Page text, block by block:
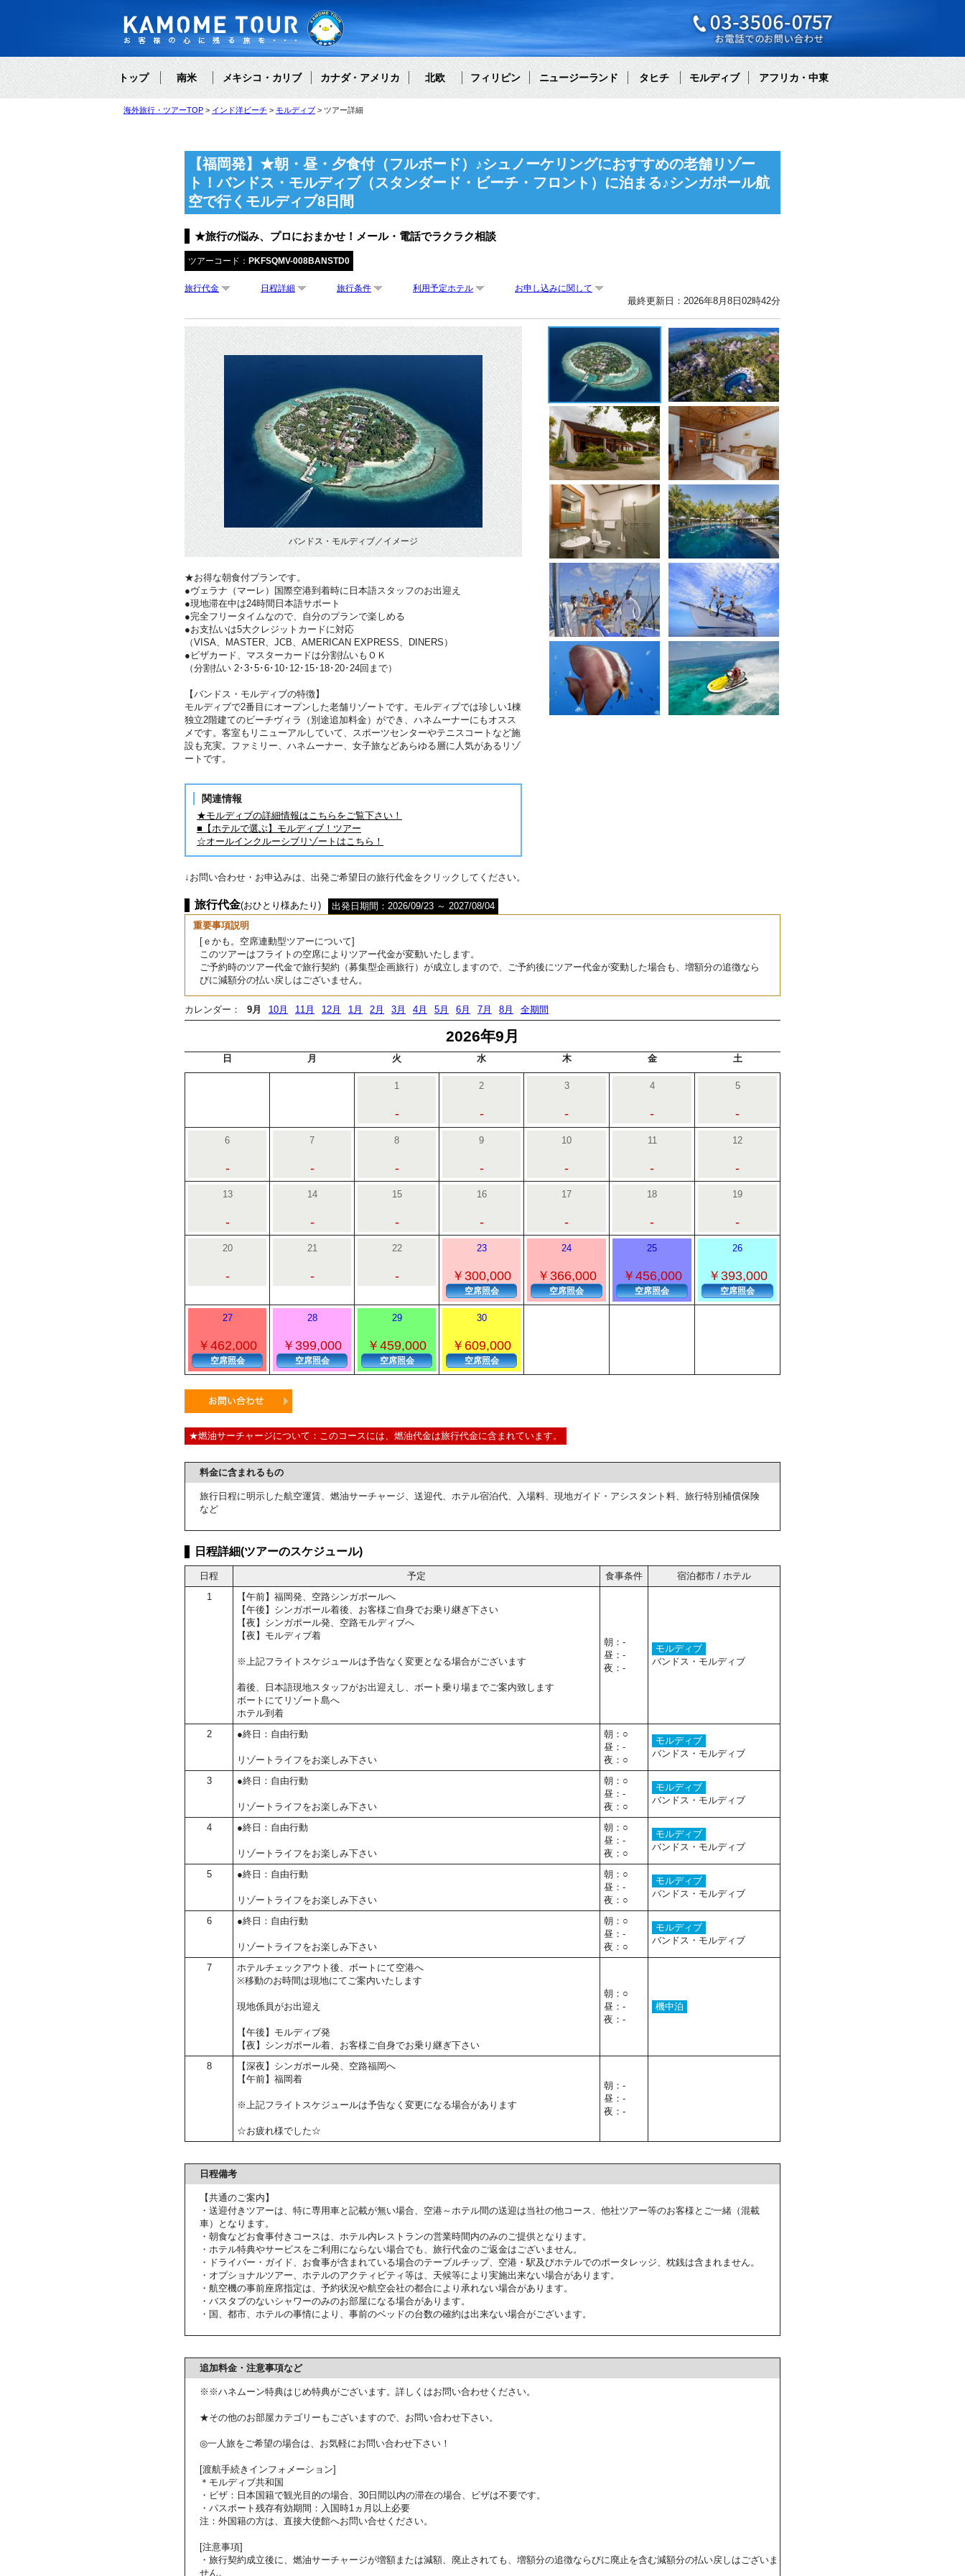
トップ 南米 メキシコ・カリブ カナダ・アメリカ 北欧 フィリピン ニュージーランド タヒチ モルディブ アフリカ・中東
海外旅行・ツアーTOP インド洋ビーチ モルディブ ツアー詳細
【福岡発】★朝・昼・夕食付（フルボード）♪シュノーケリングにおすすめの老舗リゾー
ト！バンドス・モルディブ（スタンダード・ビーチ・フロント）に泊まる♪シンガポール航
空で行くモルディブ8日間
★旅行の悩み、プロにおまかせ！メール・電話でラクラク相談
ツアーコード： PKFSQMV-008BANSTD0
旅行代金 日程詳細 旅行条件 利用予定ホテル お申し込みに関して
最終更新日：2026年8月8日02時42分
バンドス・モルディブ／イメージ
★お得な朝食付プランです。
●ヴェラナ（マーレ）国際空港到着時に日本語スタッフのお出迎え
●現地滞在中は24時間日本語サポート
●完全フリータイムなので、自分のプランで楽しめる
●お支払いは5大クレジットカードに対応
（VISA、MASTER、JCB、AMERICAN EXPRESS、DINERS）
●ビザカード、マスターカードは分割払いもＯＫ
（分割払い 2･3･5･6･10･12･15･18･20･24回まで）
【バンドス・モルディブの特徴】
モルディブで2番目にオープンした老舗リゾートです。モルディブでは珍しい1棟
独立2階建てのビーチヴィラ（別途追加料金）ができ、ハネムーナーにもオスス
メです。客室もリニューアルしていて、スポーツセンターやテニスコートなど施
設も充実。ファミリー、ハネムーナー、女子旅などあらゆる層に人気があるリゾ
ートです。
関連情報
★モルディブの詳細情報はこちらをご覧下さい！
■【ホテルで選ぶ】モルディブ！ツアー
☆オールインクルーシブリゾートはこちら！
↓お問い合わせ・お申込みは、出発ご希望日の旅行代金をクリックしてください。
旅行代金(おひとり様あたり)
出発日期間：2026/09/23 ～ 2027/08/04
重要事項説明
[ｅかも。空席連動型ツアーについて]
このツアーはフライトの空席によりツアー代金が変動いたします。
ご予約時のツアー代金で旅行契約（募集型企画旅行）が成立しますので、ご予約後にツアー代金が変動した場合も、増額分の追徴なら
びに減額分の払い戻しはございません。
カレンダー： 9月 10月 11月 12月 1月 2月 3月 4月 5月 6月 7月 8月 全期間
2026年9月
日 月 火 水 木 金 土
1
-
2
-
3
-
4
-
5
-
6
-
7
-
8
-
9
-
10
-
11
-
12
-
13
-
14
-
15
-
16
-
17
-
18
-
19
-
20
-
21
-
22
-
23
￥300,000
空席照会
24
￥366,000
空席照会
25
￥456,000
空席照会
26
￥393,000
空席照会
27
￥462,000
空席照会
28
￥399,000
空席照会
29
￥459,000
空席照会
30
￥609,000
空席照会
★燃油サーチャージについて：このコースには、燃油代金は旅行代金に含まれています。
料金に含まれるもの
旅行日程に明示した航空運賃、燃油サーチャージ、送迎代、ホテル宿泊代、入場料、現地ガイド・アシスタント料、旅行特別補償保険
など
日程詳細(ツアーのスケジュール)
日程 予定 食事条件
宿泊都市 / ホテル
1
【午前】福岡発、空路シンガポールへ
【午後】シンガポール着後、お客様ご自身でお乗り継ぎ下さい
【夜】シンガポール発、空路モルディブへ
【夜】モルディブ着
※上記フライトスケジュールは予告なく変更となる場合がございます
着後、日本語現地スタッフがお出迎えし、ボート乗り場までご案内致します
ボートにてリゾート島へ
ホテル到着
朝：-
昼：-
夜：-
モルディブ
バンドス・モルディブ
2 ●終日：自由行動
リゾートライフをお楽しみ下さい
朝：○
昼：-
夜：○
モルディブ
バンドス・モルディブ
3 ●終日：自由行動
リゾートライフをお楽しみ下さい
朝：○
昼：-
夜：○
モルディブ
バンドス・モルディブ
4 ●終日：自由行動
リゾートライフをお楽しみ下さい
朝：○
昼：-
夜：○
モルディブ
バンドス・モルディブ
5 ●終日：自由行動
リゾートライフをお楽しみ下さい
朝：○
昼：-
夜：○
モルディブ
バンドス・モルディブ
6 ●終日：自由行動
リゾートライフをお楽しみ下さい
朝：○
昼：-
夜：○
モルディブ
バンドス・モルディブ
7
ホテルチェックアウト後、ボートにて空港へ
※移動のお時間は現地にてご案内いたします
現地係員がお出迎え
【午後】モルディブ発
【夜】シンガポール着、お客様ご自身でお乗り継ぎ下さい
朝：○
昼：-
夜：-
機中泊
8
【深夜】シンガポール発、空路福岡へ
【午前】福岡着
※上記フライトスケジュールは予告なく変更になる場合があります
☆お疲れ様でした☆
朝：-
昼：-
夜：-
日程備考
【共通のご案内】
・送迎付きツアーは、特に専用車と記載が無い場合、空港～ホテル間の送迎は当社の他コース、他社ツアー等のお客様とご一緒（混載
車）となります。
・朝食などお食事付きコースは、ホテル内レストランの営業時間内のみのご提供となります。
・ホテル特典やサービスをご利用にならない場合でも、旅行代金のご返金はございません。
・ドライバー・ガイド、お食事が含まれている場合のテーブルチップ、空港・駅及びホテルでのポータレッジ、枕銭は含まれません。
・オプショナルツアー、ホテルのアクティビティ等は、天候等により実施出来ない場合があります。
・航空機の事前座席指定は、予約状況や航空会社の都合により承れない場合があります。
・バスタブのないシャワーのみのお部屋になる場合があります。
・国、都市、ホテルの事情により、事前のベッドの台数の確約は出来ない場合がございます。
追加料金・注意事項など
※※ハネムーン特典はじめ特典がございます。詳しくはお問い合わせください。
★その他のお部屋カテゴリーもございますので、お問い合わせ下さい。
◎一人旅をご希望の場合は、お気軽にお問い合わせ下さい！
[渡航手続きインフォメーション]
＊モルディブ共和国
・ビザ：日本国籍で観光目的の場合、30日間以内の滞在の場合、ビザは不要です。
・パスポート残存有効期間：入国時1ヵ月以上必要
注：外国籍の方は、直接大使館へお問い合せください。
[注意事項]
・旅行契約成立後に、燃油サーチャージが増額または減額、廃止されても、増額分の追徴ならびに廃止を含む減額分の払い戻しはございま
せん。